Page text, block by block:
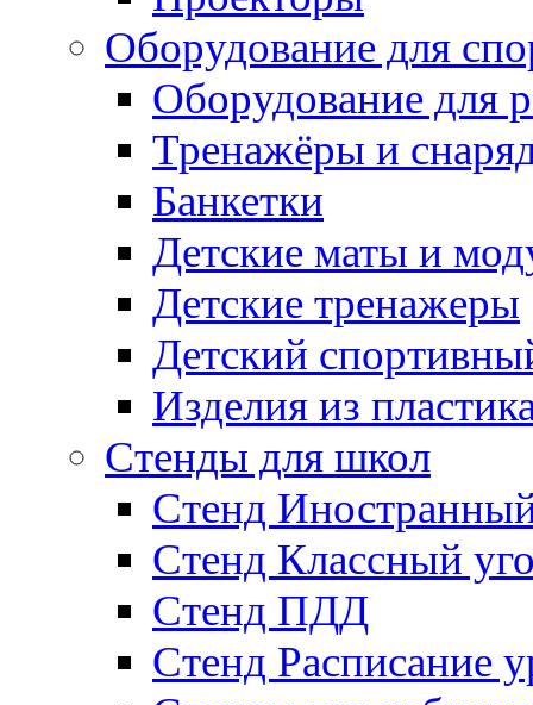
Оборудование для
Оборудование для
Тренажёры и
Банкетки
Детские маты и
Детские тренажеры
Детский
Изделия из
Стенды для школ
Стенд
Стенд Классный
Стенд ПДД
Стенд Расписание